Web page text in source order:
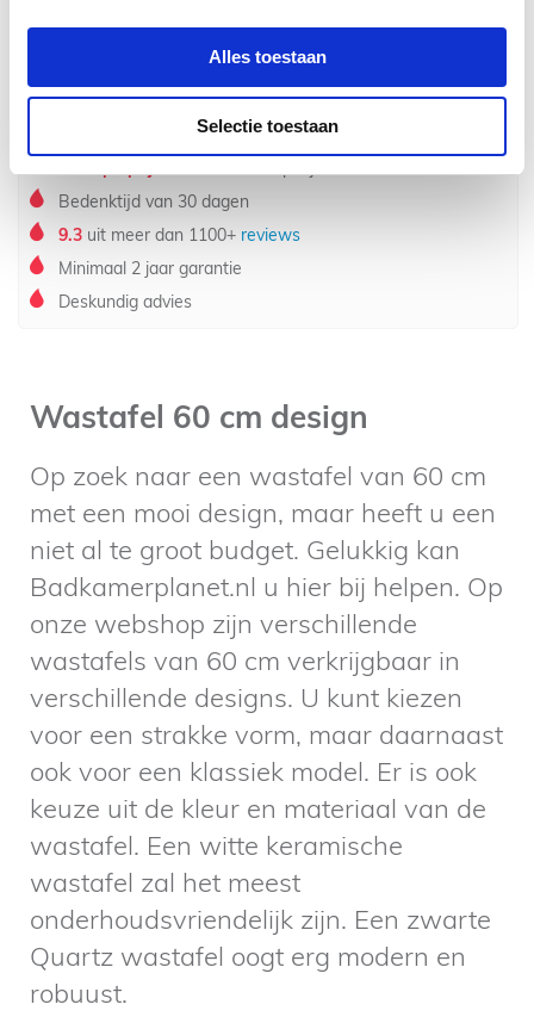
Alles toestaan
Selectie toestaan
Waarom Badkamerplanet?
verzending bij besteding van € 150,-
Bedenktijd van 30 dagen
9.3 uit meer dan 1100+ reviews
Minimaal 2 jaar garantie
Deskundig advies
Wastafel 60 cm design
Op zoek naar een wastafel van 60 cm
met een mooi design, maar heeft u een
niet al te groot budget. Gelukkig kan
Badkamerplanet.nl u hier bij helpen. Op
onze webshop zijn verschillende
wastafels van 60 cm verkrijgbaar in
verschillende designs. U kunt kiezen
voor een strakke vorm, maar daarnaast
ook voor een klassiek model. Er is ook
keuze uit de kleur en materiaal van de
wastafel. Een witte keramische
wastafel zal het meest
onderhoudsvriendelijk zijn. Een zwarte
Quartz wastafel oogt erg modern en
robuust.